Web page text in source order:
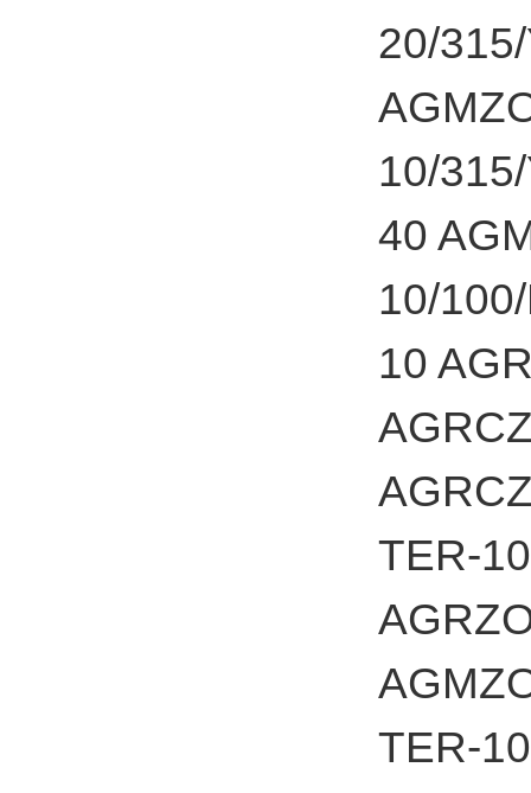
20/
10/
40
10/
10
TER-
TER-